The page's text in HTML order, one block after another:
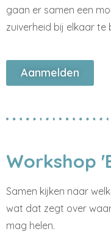
gaan er samen een
zuiverheid bij elkaar te
Aanmelden
Workshop
Samen kijken naar
wat dat zegt over
mag helen.